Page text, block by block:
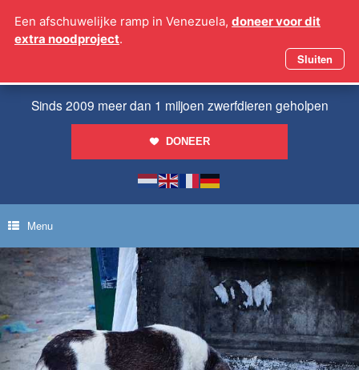
naar
Sinds 2009 meer dan 1 miljoen zwerfdieren geholpen
DONEER
Menu
Een afschuwelijke ramp in Venezuela, doneer voor dit
extra noodproject.
Sluiten